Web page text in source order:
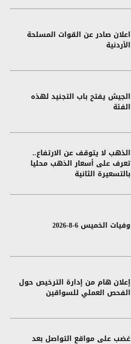
اعلان صادر عن القوات المسلحة
الأردنية
الجيش يفتح باب التجنيد لهذه
الفئة
الذهب لا يتوقف عن الارتفاع..
تعرف على أسعار الذهب محليا
بالتسعيرة الثانية
وفيات الخميس 6-8-2026
إعلان هام من إدارة الترخيص حول
الفحص العملي للسواقين
غضب على مواقع التواصل بعد